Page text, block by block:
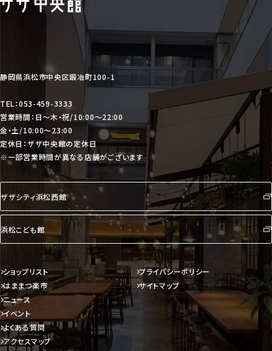
静岡県浜松市中央区鍛冶町100-1
TEL：053-459-3333
営業時間：日〜木・祝/10:00〜22:00
金・土/10:00〜23:00
定休日：ザザ中央館の定休日
※一部営業時間が異なる店舗がございます
ザザシティ浜松西館
浜松こども館
ショップリスト
はままつ楽市
ニュース
イベント
よくある質問
アクセスマップ
プライバシーポリシー
サイトマップ